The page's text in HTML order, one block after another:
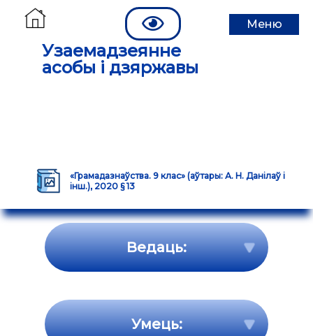
Узаемадзеянне
асобы і дзяржавы
Меню
«Грамадазнаўства. 9 клас» (аўтары: А. Н. Данілаў і
інш.), 2020 § 13
Ведаць:
Умець: